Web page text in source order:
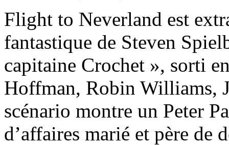
Flight to Neverland est
fantastique de Steven
capitaine Crochet », sorti
Hoffman, Robin Williams,
scénario montre un Peter
d’affaires marié et père de